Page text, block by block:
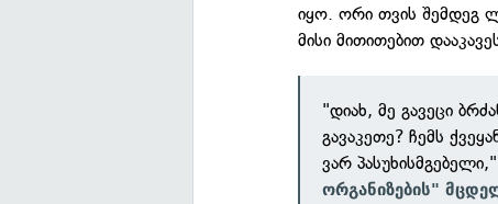
იყო. ორი თვის შემდეგ
მისი მითითებით
"დიახ, მე გავეცი
გავაკეთე? ჩემს
ვარ
ორგანიზების"